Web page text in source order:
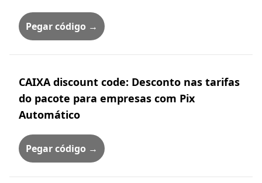
Pegar código →
CAIXA discount code: Desconto nas tarifas
do pacote para empresas com Pix
Automático
Pegar código →